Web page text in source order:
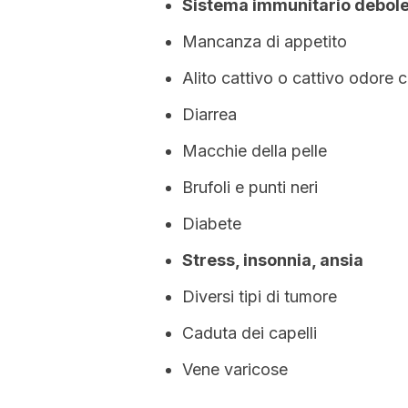
Sistema immunitario
Mancanza di appetito
Alito cattivo o cattivo odore
Diarrea
Macchie della pelle
Brufoli e punti neri
Diabete
Stress, insonnia, ansia
Diversi tipi di tumore
Caduta dei capelli
Vene varicose